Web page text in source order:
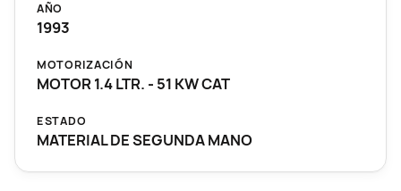
AÑO
1993
MOTORIZACIÓN
MOTOR 1.4 LTR. - 51 KW CAT
ESTADO
MATERIAL DE SEGUNDA MANO